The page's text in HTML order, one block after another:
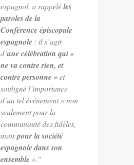
espagnol, a rappeléles
paroles de la
Conférence épiscopale
espagnole : il s’agit
d’une célébration qui «
ne va contre rien, et
contre personne » et
souligné l’importance
d’un tel événement « non
seulement pour la
communauté des fidèles,
maispour la société
espagnole dans son
ensemble»."